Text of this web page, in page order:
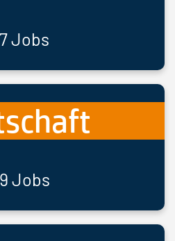
Jobs
Jobs